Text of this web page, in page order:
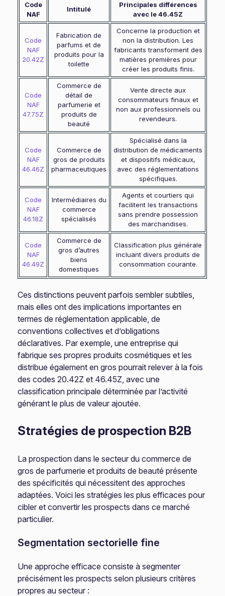
Code
NAF
Intitulé
Principales différences
avec le 46.45Z
Code
NAF
20.42Z
Fabrication de
parfums et de
produits pour la
toilette
Concerne la production et
non la distribution. Les
fabricants transforment des
matières premières pour
créer les produits finis.
Code
NAF
47.75Z
Commerce de
détail de
parfumerie et
produits de
beauté
Vente directe aux
consommateurs finaux et
non aux professionnels ou
revendeurs.
Code
NAF
46.46Z
Commerce de
gros de produits
pharmaceutiques
Spécialisé dans la
distribution de médicaments
et dispositifs médicaux,
avec des réglementations
spécifiques.
Code
NAF
46.18Z
Intermédiaires du
commerce
spécialisés
Agents et courtiers qui
facilitent les transactions
sans prendre possession
des marchandises.
Code
NAF
46.49Z
Commerce de
gros d’autres
biens
domestiques
Classification plus générale
incluant divers produits de
consommation courante.
Ces distinctions peuvent parfois sembler subtiles,
mais elles ont des implications importantes en
termes de réglementation applicable, de
conventions collectives et d’obligations
déclaratives. Par exemple, une entreprise qui
fabrique ses propres produits cosmétiques et les
distribue également en gros pourrait relever à la fois
des codes 20.42Z et 46.45Z, avec une
classification principale déterminée par l’activité
générant le plus de valeur ajoutée.
Stratégies de prospection B2B
La prospection dans le secteur du commerce de
gros de parfumerie et produits de beauté présente
des spécificités qui nécessitent des approches
adaptées. Voici les stratégies les plus efficaces pour
cibler et convertir les prospects dans ce marché
particulier.
Segmentation sectorielle fine
Une approche efficace consiste à segmenter
précisément les prospects selon plusieurs critères
propres au secteur :